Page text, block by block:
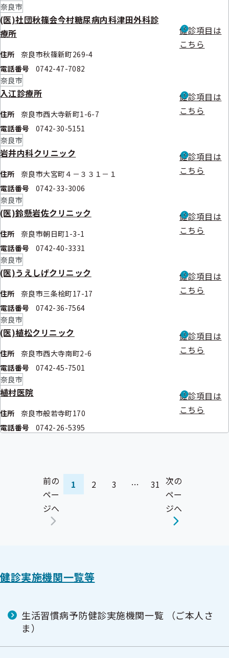
奈良市
(医)社団秋篠会今村糖尿病内科津田外科診
療所
住所
奈良市秋篠新町269-4
電話番号
0742-47-7082
健診項目は
こちら
奈良市
入江診療所
住所
奈良市西大寺新町1-6-7
電話番号
0742-30-5151
健診項目は
こちら
奈良市
岩井内科クリニック
住所
奈良市大宮町４－３３１－１
電話番号
0742-33-3006
健診項目は
こちら
奈良市
(医)鈴懸岩佐クリニック
住所
奈良市朝日町1-3-1
電話番号
0742-40-3331
健診項目は
こちら
奈良市
(医)うえしげクリニック
住所
奈良市三条桧町17-17
電話番号
0742-36-7564
健診項目は
こちら
奈良市
(医)植松クリニック
住所
奈良市西大寺南町2-6
電話番号
0742-45-7501
健診項目は
こちら
奈良市
植村医院
住所
奈良市般若寺町170
電話番号
0742-26-5395
健診項目は
こちら
前の
ペー
ジへ
1 2 3 … 31 次の
ペー
ジへ
健診実施機関一覧等
生活習慣病予防健診実施機関一覧 （ご本人さ
ま）